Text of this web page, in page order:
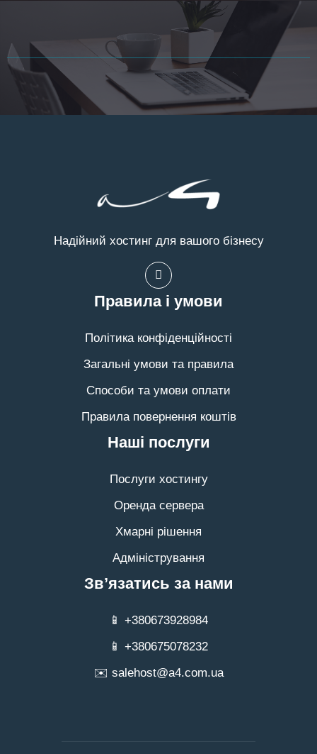
Надійний хостинг для вашого бізнесу
Правила і умови
Політика конфіденційності
Загальні умови та правила
Способи та умови оплати
Правила повернення коштів
Наші послуги
Послуги хостингу
Оренда сервера
Хмарні рішення
Адміністрування
Зв’язатись за нами
📱 +380673928984
📱 +380675078232
✉️ salehost@a4.com.ua